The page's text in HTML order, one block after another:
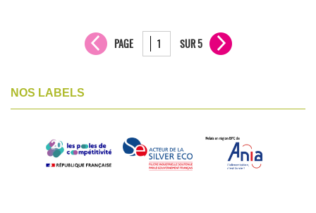
PAGE SUR 5
NOS LABELS